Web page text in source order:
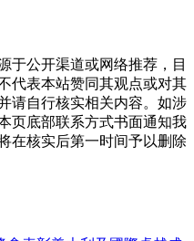
于公开渠道或网络推荐，目
代表本站赞同其观点或对其
请自行核实相关内容。如涉
页底部联系方式书面通知我
在核实后第一时间予以删除